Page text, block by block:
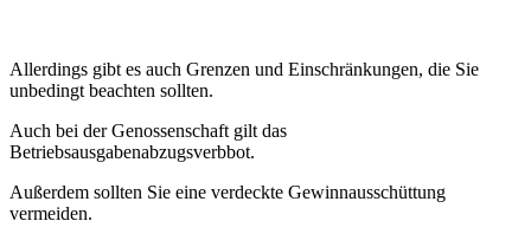
Allerdings gibt es auch Grenzen und Einschränkungen, die Sie
unbedingt beachten sollten.
Auch bei der Genossenschaft gilt das
Betriebsausgabenabzugsverbbot.
Außerdem sollten Sie eine verdeckte Gewinnausschüttung
vermeiden.